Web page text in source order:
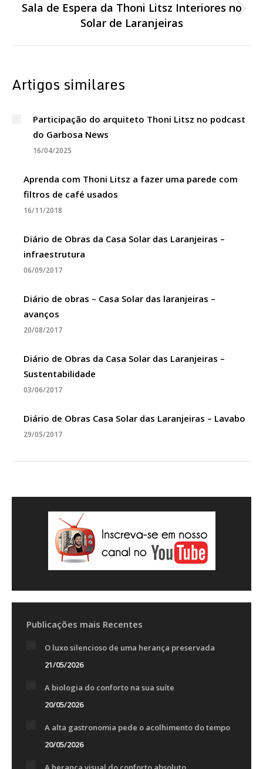
Próximo
post:
Sala de Espera da Thoni Litsz Interiores no
Solar de Laranjeiras
Artigos similares
Participação do arquiteto Thoni Litsz no podcast
do Garbosa News
16/04/2025
Aprenda com Thoni Litsz a fazer uma parede com
filtros de café usados
16/11/2018
Diário de Obras da Casa Solar das Laranjeiras –
infraestrutura
06/09/2017
Diário de obras – Casa Solar das laranjeiras –
avanços
20/08/2017
Diário de Obras da Casa Solar das Laranjeiras –
Sustentabilidade
03/06/2017
Diário de Obras Casa Solar das Laranjeiras – Lavabo
29/05/2017
Publicações mais Recentes
O luxo silencioso de uma herança preservada
21/05/2026
A biologia do conforto na sua suíte
20/05/2026
A alta gastronomia pede o acolhimento do tempo
20/05/2026